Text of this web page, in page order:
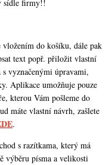
sídle firmy!!
do košíku, dále pak
text popř. přiložit vlastní
vyznačenými úpravami,
Aplikace umožňuje pouze
kterou Vám pošleme do
máte vlastní návrh,zašlete
.
s razítkama, který má
výběru písma a velikosti